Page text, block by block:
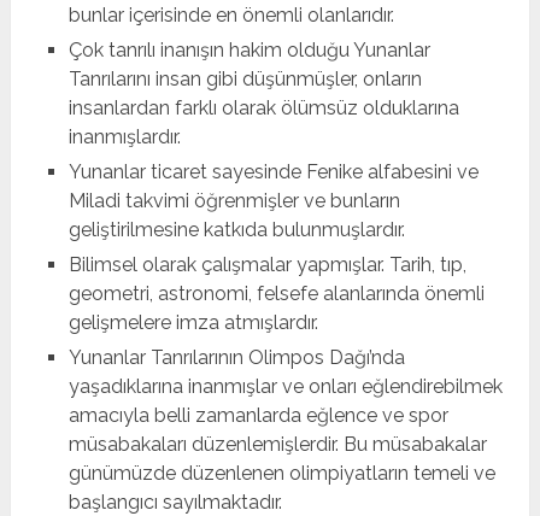
bunlar içerisinde en önemli olanlarıdır. 
Çok tanrılı inanışın hakim olduğu Yunanlar
Tanrılarını insan gibi düşünmüşler, onların
insanlardan farklı olarak ölümsüz olduklarına
inanmışlardır.
Yunanlar ticaret sayesinde Fenike alfabesini ve
Miladi takvimi öğrenmişler ve bunların
geliştirilmesine katkıda bulunmuşlardır. 
Bilimsel olarak çalışmalar yapmışlar. Tarih, tıp,
geometri, astronomi, felsefe alanlarında önemli
gelişmelere imza atmışlardır. 
Yunanlar Tanrılarının Olimpos Dağı’nda
yaşadıklarına inanmışlar ve onları eğlendirebilmek
amacıyla belli zamanlarda eğlence ve spor
müsabakaları düzenlemişlerdir. Bu müsabakalar
günümüzde düzenlenen olimpiyatların temeli ve
başlangıcı sayılmaktadır.